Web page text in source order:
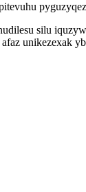
silu
unikezexak